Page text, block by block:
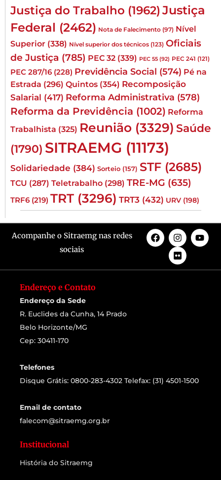
Justiça do Trabalho (1962) Justiça
Federal (2462) Nota de Falecimento (97) Nível
Superior (338) Nível superior dos técnicos (123) Oficiais
de Justiça (785) PEC 32 (339) PEC 55 (92) PEC 241 (121)
PEC 287/16 (228) Previdência Social (574) Pé na
Estrada (296) Quintos (354) Recomposição
Salarial (417) Reforma Administrativa (578)
Reforma da Previdência (1002) Reforma
Trabalhista (325) Reunião (3329) Saúde
(1790) SITRAEMG (11173)
Solidariedade (384) Sorteio (157) STF (2685)
TCU (287) Teletrabalho (298) TRE-MG (635)
TRF6 (219) TRT (3296) TRT3 (432) URV (198)
Acompanhe o Sitraemg nas redes
sociais
Endereço e Contato
Endereço da Sede
R. Euclides da Cunha, 14 Prado
Belo Horizonte/MG
Cep: 30411-170
Telefones
Disque Grátis: 0800-283-4302 Telefax: (31) 4501-1500
Email de contato
falecom@sitraemg.org.br
Institucional
História do Sitraemg